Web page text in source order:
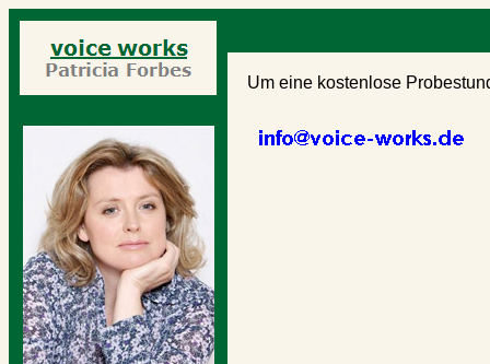
Um eine kostenlose